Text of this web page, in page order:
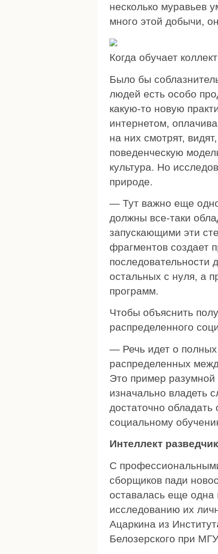
несколько муравьев
много этой добычи,
Когда обучает
Было бы
людей есть особо
какую-то новую
интернетом,
на них смотрят,
поведенческую
культура. Но
природе.
— Тут важно еще
должны все-таки
запускающими эти
фрагментов создает
последовательности
остальных с нуля, а
программ.
Чтобы объяснить
распределенного
— Речь идет о
распределенных
Это пример
изначально владеть
достаточно обладать
социальному
Интеллект
С
сборщиков пади
оставалась еще одна
исследованию их
Ацаркина из
Белозерского при